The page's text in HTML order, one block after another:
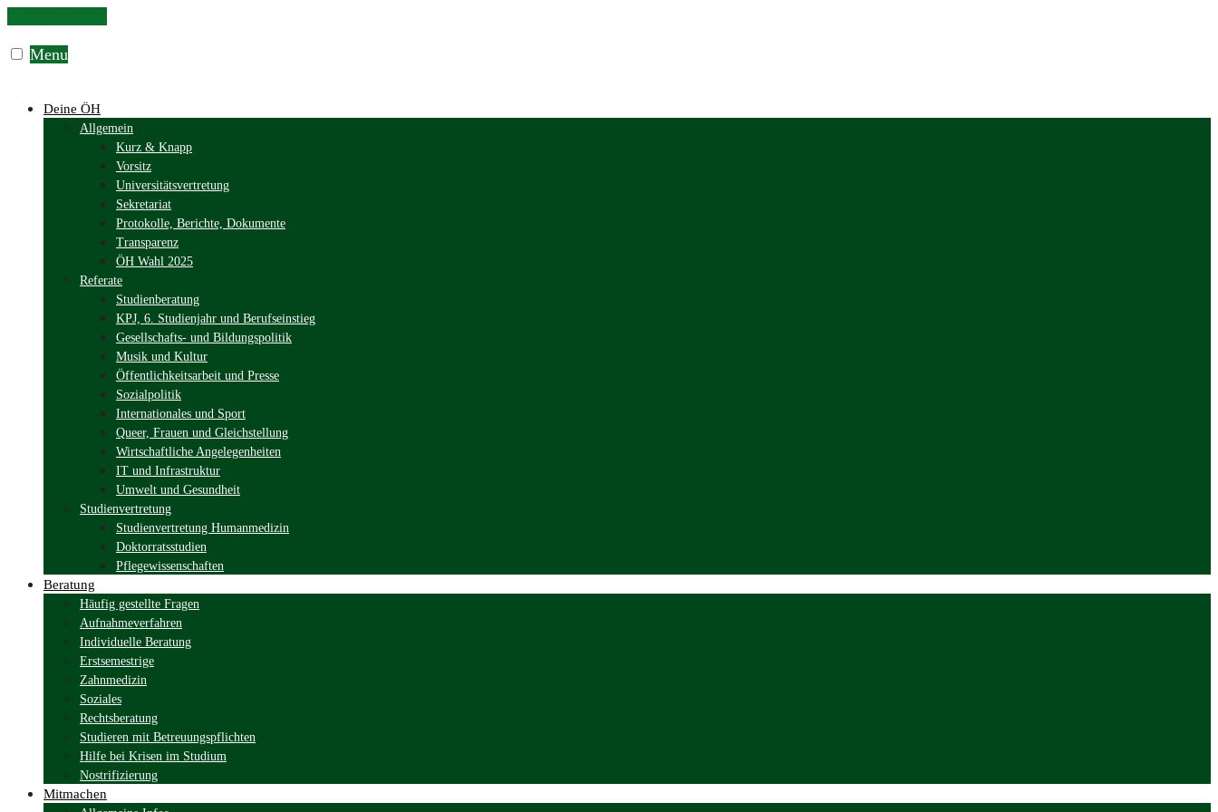
Menu
Deine ÖH
Allgemein
Kurz & Knapp
Vorsitz
Universitätsvertretung
Sekretariat
Protokolle, Berichte, Dokumente
Transparenz
ÖH Wahl 2025
Referate
Studienberatung
KPJ, 6. Studienjahr und Berufseinstieg
Gesellschafts- und Bildungspolitik
Musik und Kultur
Öffentlichkeitsarbeit und Presse
Sozialpolitik
Internationales und Sport
Queer, Frauen und Gleichstellung
Wirtschaftliche Angelegenheiten
IT und Infrastruktur
Umwelt und Gesundheit
Studienvertretung
Studienvertretung Humanmedizin
Doktorratsstudien
Pflegewissenschaften
Beratung
Häufig gestellte Fragen
Aufnahmeverfahren
Individuelle Beratung
Erstsemestrige
Zahnmedizin